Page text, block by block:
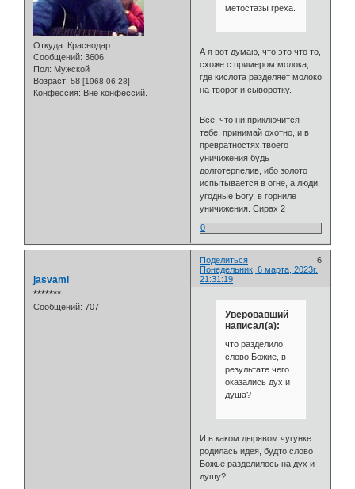
Откуда: Краснодар
Сообщений: 3606
Пол: Мужской
Возраст: 58 [1968-06-28]
Конфессия: Вне конфессий.
метостазы греха.
А я вот думаю, что это что то,
схоже с примером молока,
где кислота разделяет молоко
на творог и сыворотку.
Все, что ни приключится
тебе, принимай охотно, и в
превратностях твоего
уничижения будь
долготерпелив, ибо золото
испытывается в огне, а люди,
угодные Богу, в горниле
уничижения. Сирах 2
0
Поделиться
6
Понедельник, 6 марта, 2023г.
21:31:19
jasvami
⭒⭒⭒⭒⭒⭒⭒
Сообщений: 707
Уверовавший
написал(а):
что разделило
слово Божие, в
результате чего
оказались дух и
душа?
И в каком дырявом чугунке
родилась идея, будто слово
Божье разделилось на дух и
душу?